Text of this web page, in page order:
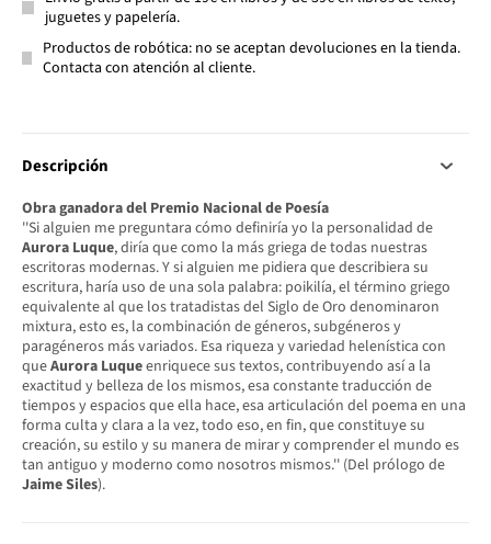
juguetes y papelería.
Productos de robótica: no se aceptan devoluciones en la tienda.
Contacta con atención al cliente.
Descripción
Obra ganadora del Premio Nacional de Poesía
''Si alguien me preguntara cómo definiría yo la personalidad de
Aurora Luque, diría que como la más griega de todas nuestras
escritoras modernas. Y si alguien me pidiera que describiera su
escritura, haría uso de una sola palabra: poikilía, el término griego
equivalente al que los tratadistas del Siglo de Oro denominaron
mixtura, esto es, la combinación de géneros, subgéneros y
paragéneros más variados. Esa riqueza y variedad helenística con
queAurora Luqueenriquece sus textos, contribuyendo así a la
exactitud y belleza de los mismos, esa constante traducción de
tiempos y espacios que ella hace, esa articulación del poema en una
forma culta y clara a la vez, todo eso, en fin, que constituye su
creación, su estilo y su manera de mirar y comprender el mundo es
tan antiguo y moderno como nosotros mismos.'' (Del prólogo de
Jaime Siles).